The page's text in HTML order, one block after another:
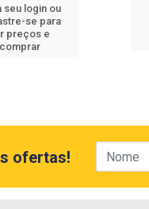
seu login ou
se para
preços e
comprar
ofertas!